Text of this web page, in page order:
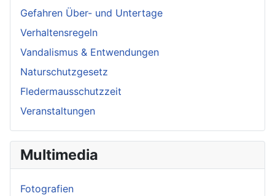
Gefahren Über- und Untertage
Verhaltensregeln
Vandalismus & Entwendungen
Naturschutzgesetz
Fledermausschutzzeit
Veranstaltungen
Multimedia
Fotografien